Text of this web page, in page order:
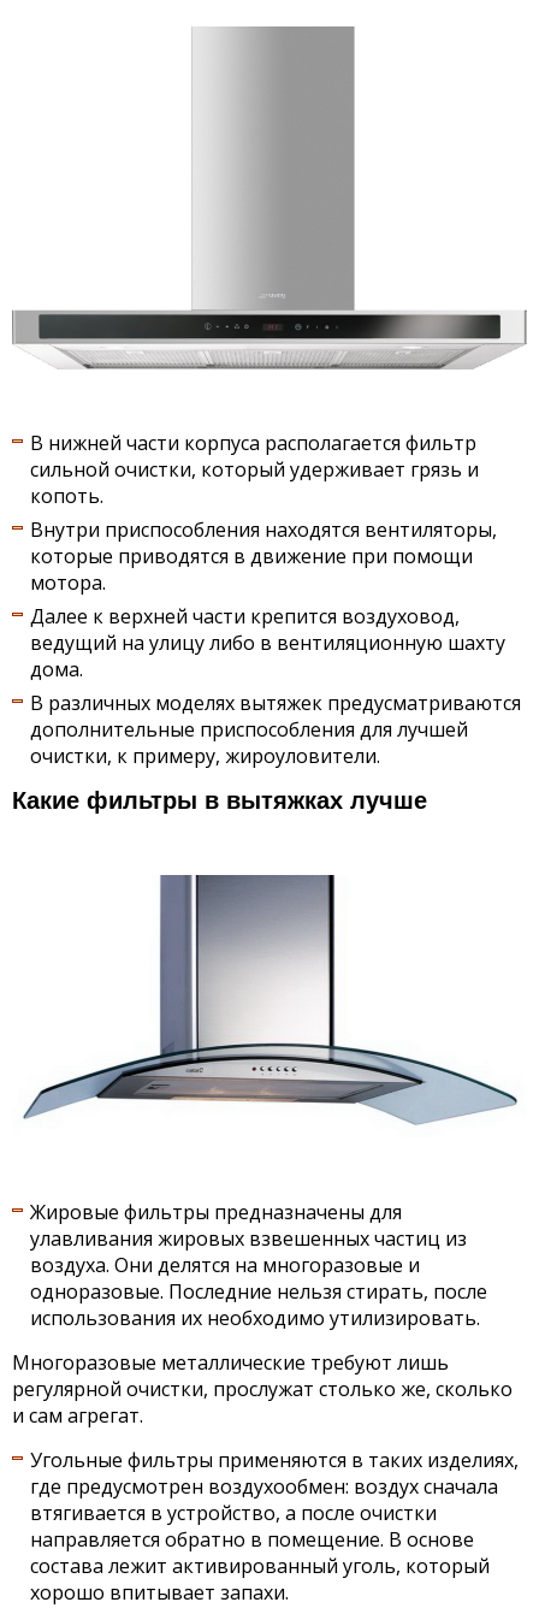
В нижней части корпуса располагается фильтр
сильной очистки, который удерживает грязь и
копоть.
Внутри приспособления находятся вентиляторы,
которые приводятся в движение при помощи
мотора.
Далее к верхней части крепится воздуховод,
ведущий на улицу либо в вентиляционную шахту
дома.
В различных моделях вытяжек предусматриваются
дополнительные приспособления для лучшей
очистки, к примеру, жироуловители.
Какие фильтры в вытяжках лучше
Жировые фильтры предназначены для
улавливания жировых взвешенных частиц из
воздуха. Они делятся на многоразовые и
одноразовые. Последние нельзя стирать, после
использования их необходимо утилизировать.
Многоразовые металлические требуют лишь
регулярной очистки, прослужат столько же, сколько
и сам агрегат.
Угольные фильтры применяются в таких изделиях,
где предусмотрен воздухообмен: воздух сначала
втягивается в устройство, а после очистки
направляется обратно в помещение. В основе
состава лежит активированный уголь, который
хорошо впитывает запахи.